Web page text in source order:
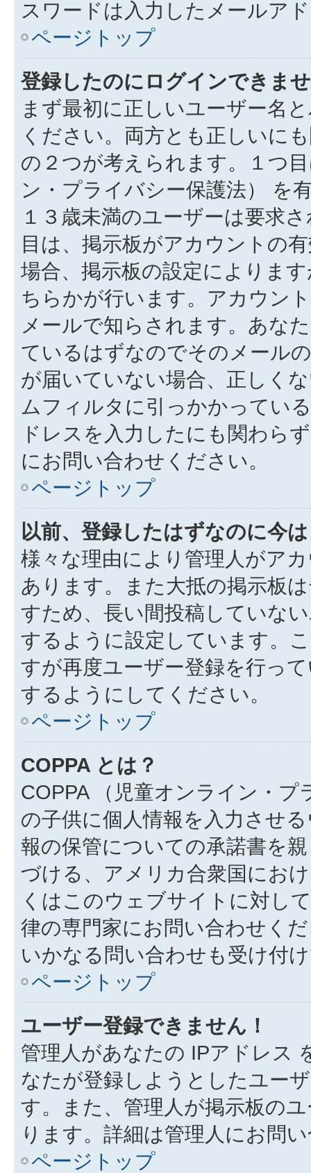
スワードは入力したメールア
ページトップ
登録したのにログインできま
まず最初に正しいユーザー名
ください。両方とも正しいに
の２つが考えられます。１つ
ン・プライバシー保護法） を
１３歳未満のユーザーは要求
目は、掲示板がアカウントの
場合、掲示板の設定によりま
ちらかが行います。アカウン
メールで知らされます。あな
ているはずなのでそのメール
が届いていない場合、正しく
ムフィルタに引っかかってい
ドレスを入力したにも関わら
にお問い合わせください。
ページトップ
以前、登録したはずなのに今
様々な理由により管理人がア
あります。また大抵の掲示板
すため、長い間投稿していな
するように設定しています。
すが再度ユーザー登録を行っ
するようにしてください。
ページトップ
COPPA とは？
COPPA （児童オンライン・
の子供に個人情報を入力させ
報の保管についての承諾書を
づける、アメリカ合衆国にお
くはこのウェブサイトに対し
律の専門家にお問い合わせく
いかなる問い合わせも受け付
ページトップ
ユーザー登録できません！
管理人があなたの IPアドレス
なたが登録しようとしたユー
す。また、管理人が掲示板の
ります。詳細は管理人にお問
ページトップ